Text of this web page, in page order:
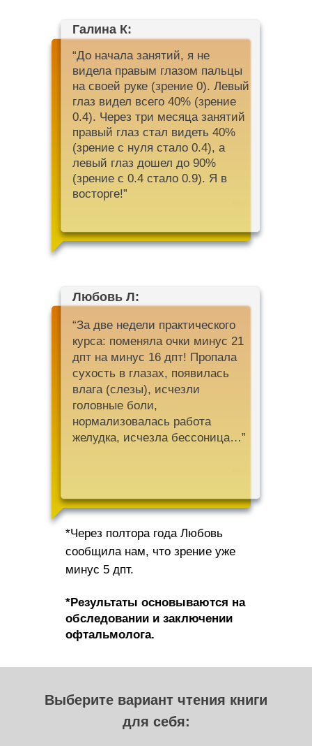
*Через полтора года Любовь
сообщила нам, что зрение уже
минус 5 дпт.
*Результаты основываются на
обследовании и заключении
офтальмолога.
Галина К:
“До начала занятий, я не
видела правым глазом пальцы
на своей руке (зрение 0). Левый
глаз видел всего 40% (зрение
0.4). Через три месяца занятий
правый глаз стал видеть 40%
(зрение с нуля стало 0.4), а
левый глаз дошел до 90%
(зрение с 0.4 стало 0.9). Я в
восторге!”
“За две недели практического
курса: поменяла очки минус 21
дпт на минус 16 дпт! Пропала
сухость в глазах, появилась
влага (слезы), исчезли
головные боли,
нормализовалась работа
желудка, исчезла бессоница…”
Любовь Л:
Выберите вариант чтения книги
для себя: